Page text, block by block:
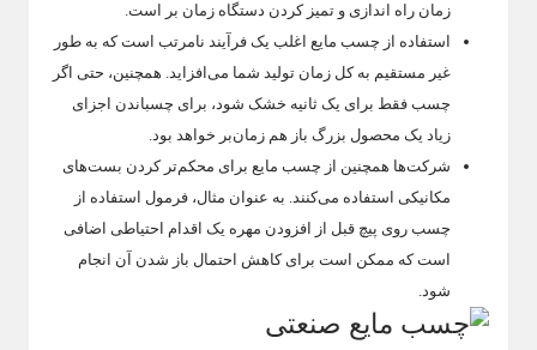
زمان راه اندازی و تمیز کردن دستگاه زمان بر است.
استفاده از چسب مایع اغلب یک فرآیند نامرتب است که به طور
غیر مستقیم به کل زمان تولید شما می‌افزاید. همچنین، حتی اگر
چسب فقط برای یک ثانیه خشک شود، برای چسباندن اجزای
زیاد یک محصول بزرگ باز هم زمان‌بر خواهد بود.
شرکت‌ها همچنین از چسب مایع برای محکم‌تر کردن بست‌های
مکانیکی استفاده می‌کنند. به عنوان مثال، فرمول استفاده از
چسب روی پیچ قبل از افزودن مهره یک اقدام احتیاطی اضافی
است که ممکن است برای کاهش احتمال باز شدن آن انجام
شود.